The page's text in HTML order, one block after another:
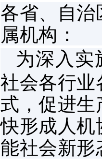
各省、自治
属机构：
为深入实
社会各行业
式，促进生
快形成人机
能社会新形